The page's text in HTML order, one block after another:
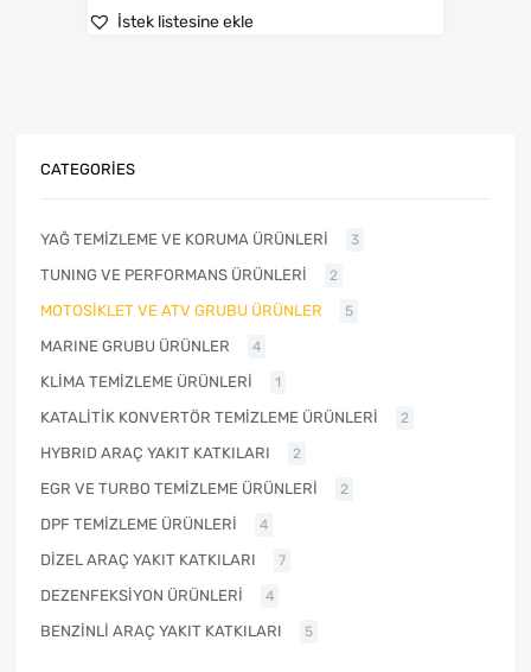
İstek listesine ekle
CATEGORIES
YAĞ TEMİZLEME VE KORUMA ÜRÜNLERİ 3
TUNING VE PERFORMANS ÜRÜNLERİ 2
MOTOSİKLET VE ATV GRUBU ÜRÜNLER 5
MARINE GRUBU ÜRÜNLER 4
KLİMA TEMİZLEME ÜRÜNLERİ 1
KATALİTİK KONVERTÖR TEMİZLEME ÜRÜNLERİ 2
HYBRID ARAÇ YAKIT KATKILARI 2
EGR VE TURBO TEMİZLEME ÜRÜNLERİ 2
DPF TEMİZLEME ÜRÜNLERİ 4
DİZEL ARAÇ YAKIT KATKILARI 7
DEZENFEKSİYON ÜRÜNLERİ 4
BENZİNLİ ARAÇ YAKIT KATKILARI 5